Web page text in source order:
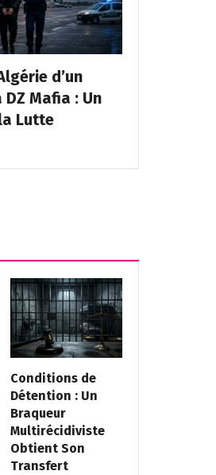
d’un
Mafia : Un
Lutte
Conditions de
Détention : Un
Braqueur
Multirécidiviste
Obtient Son
Transfert